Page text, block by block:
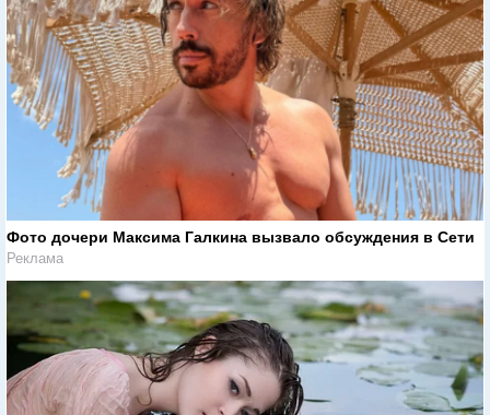
Фото дочери Максима Галкина вызвало обсуждения в Сети
Реклама